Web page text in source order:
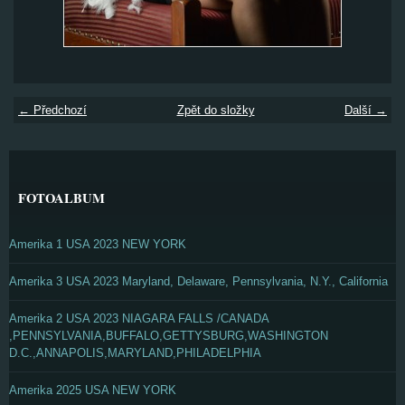
← Předchozí Další →
Zpět do složky
FOTOALBUM
Amerika 1 USA 2023 NEW YORK
Amerika 3 USA 2023 Maryland, Delaware, Pennsylvania, N.Y., California
Amerika 2 USA 2023 NIAGARA FALLS /CANADA
,PENNSYLVANIA,BUFFALO,GETTYSBURG,WASHINGTON
D.C.,ANNAPOLIS,MARYLAND,PHILADELPHIA
Amerika 2025 USA NEW YORK